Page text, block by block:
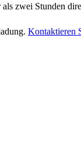
zwei Stunden
Kontaktieren